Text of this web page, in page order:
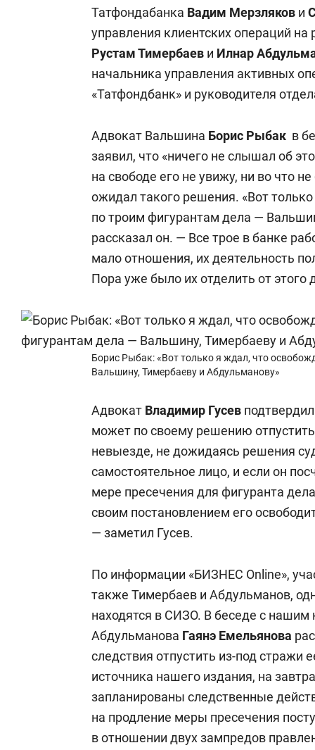
Татфондабанка Вадим Мерзляков и
управления клиентских операций
Рустам Тимербаев и Илнар
начальника управления активных
«Татфондбанк» и руководителя
Адвокат Вальшина Борис Рыбак в
заявил, что «ничего не слышал об
на свободе его не увижу, ни во что
ожидал такого решения. «Вот
по троим фигурантам дела —
рассказал он. — Все трое в банке
мало отношения, их деятельность
Пора уже было их отделить от этого
Борис Рыбак: «Вот только я ждал, что
Вальшину, Тимербаеву и Абдульманову»
Адвокат Владимир Гусев
может по своему решению
невыезде, не дожидаясь решения
самостоятельное лицо, и если он
мере пресечения для фигуранта
своим постановлением его
— заметил Гусев.
По информации «БИЗНЕС Online»,
также Тимербаев и Абдульманов,
находятся в СИЗО. В беседе с нашим
Абдульманова Гаянэ Емельянова
следствия отпустить из-под
источника нашего издания, на
запланированы следственные
на продление меры пресечения
в отношении двух зампредов